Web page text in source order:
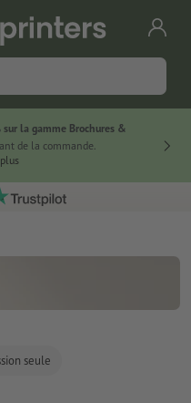
sur la gamme Brochures &
de la commande.
seule